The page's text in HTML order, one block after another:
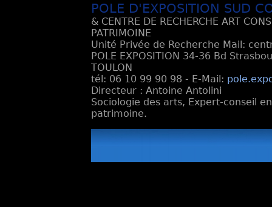
POLE D'EXPOSITION SUD
& CENTRE DE RECHERCHE ART
PATRIMOINE
Unité Privée de Recherche Mail:
POLE EXPOSITION 34-36 Bd
TOULON
tél: 06 10 99 90 98 - E-Mail:
Directeur : Antoine Antolini
Sociologie des arts, Expert-conseil
patrimoine.